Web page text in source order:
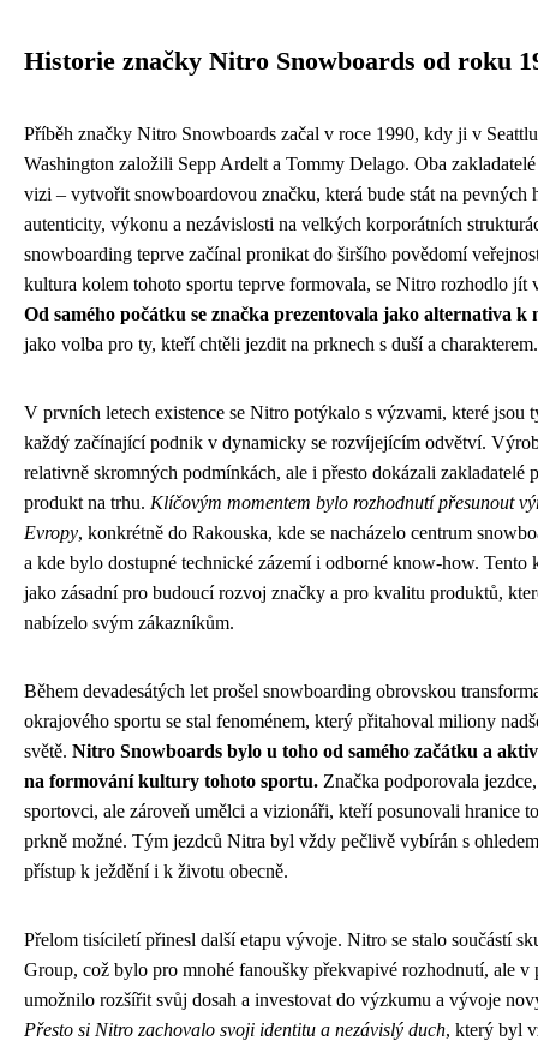
Historie značky Nitro Snowboards od roku
Příběh značky Nitro Snowboards začal v roce 1990, kdy ji v
Washington založili Sepp Ardelt a Tommy Delago. Oba
vizi – vytvořit snowboardovou značku, která bude stát na pevných
autenticity, výkonu a nezávislosti na velkých korporátních
snowboarding teprve začínal pronikat do širšího povědomí
kultura kolem tohoto sportu teprve formovala, se Nitro rozhodlo jít
Od samého počátku se značka prezentovala jako alternativa k
jako volba pro ty, kteří chtěli jezdit na prknech s duší a charakterem.
V prvních letech existence se Nitro potýkalo s výzvami, které jsou
každý začínající podnik v dynamicky se rozvíjejícím odvětví.
relativně skromných podmínkách, ale i přesto dokázali zakladatelé
produkt na trhu. Klíčovým momentem bylo rozhodnutí přesunout
Evropy, konkrétně do Rakouska, kde se nacházelo centrum
a kde bylo dostupné technické zázemí i odborné know-how. Tento
jako zásadní pro budoucí rozvoj značky a pro kvalitu produktů,
nabízelo svým zákazníkům.
Během devadesátých let prošel snowboarding obrovskou
okrajového sportu se stal fenoménem, který přitahoval miliony
světě. Nitro Snowboards bylo u toho od samého začátku a
na formování kultury tohoto sportu. Značka podporovala
sportovci, ale zároveň umělci a vizionáři, kteří posunovali hranice
prkně možné. Tým jezdců Nitra byl vždy pečlivě vybírán s
přístup k ježdění i k životu obecně.
Přelom tisíciletí přinesl další etapu vývoje. Nitro se stalo součástí
Group, což bylo pro mnohé fanoušky překvapivé rozhodnutí, ale v
umožnilo rozšířit svůj dosah a investovat do výzkumu a vývoje
Přesto si Nitro zachovalo svoji identitu a nezávislý duch, který byl